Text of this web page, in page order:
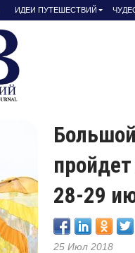
ИДЕИ ПУТЕШЕСТВИЙ
28-29
25 Июл 2018